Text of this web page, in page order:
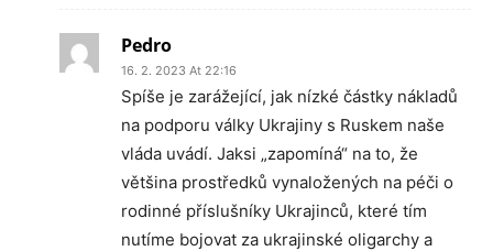
Pedro
16. 2. 2023 At 22:16
Spíše je zarážející, jak nízké částky nákladů
na podporu války Ukrajiny s Ruskem naše
vláda uvádí. Jaksi „zapomíná“ na to, že
většina prostředků vynaložených na péči o
rodinné příslušníky Ukrajinců, které tím
nutíme bojovat za ukrajinské oligarchy a